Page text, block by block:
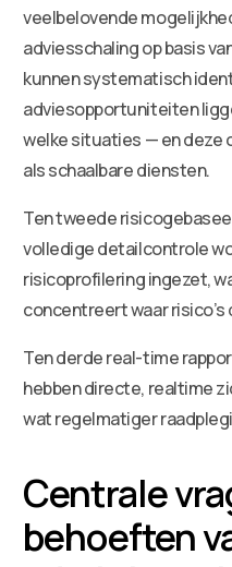
veelbelovende
adviesschaling op basis
kunnen systematisch
adviesopportuniteiten
welke situaties — en
als schaalbare diensten.
Ten tweede
volledige detailcontrole
risicoprofilering ingezet,
concentreert waar
Ten derde real-time
hebben directe, realtime
wat regelmatiger
Centrale
behoeften